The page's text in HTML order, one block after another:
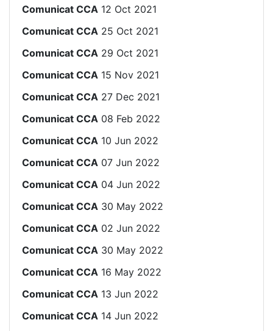
Comunicat CCA 12 Oct 2021
Comunicat CCA 25 Oct 2021
Comunicat CCA 29 Oct 2021
Comunicat CCA 15 Nov 2021
Comunicat CCA 27 Dec 2021
Comunicat CCA 08 Feb 2022
Comunicat CCA 10 Jun 2022
Comunicat CCA 07 Jun 2022
Comunicat CCA 04 Jun 2022
Comunicat CCA 30 May 2022
Comunicat CCA 02 Jun 2022
Comunicat CCA 30 May 2022
Comunicat CCA 16 May 2022
Comunicat CCA 13 Jun 2022
Comunicat CCA 14 Jun 2022